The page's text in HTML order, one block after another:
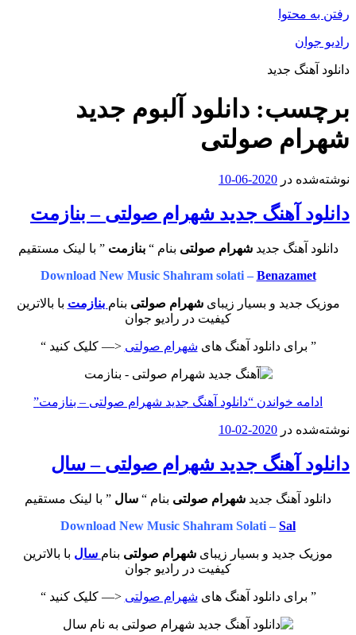
رفتن به محتوا
رادیو جوان
دانلود آهنگ جدید
برچسب: دانلود آلبوم جدید
شهرام صولتی
نوشته‌شده در 2020-06-10
دانلود آهنگ جدید شهرام صولتی – بنازمت
دانلود آهنگ جدید شهرام صولتی بنام “ بنازمت” با لینک مستقیم
Download New Music Shahram solati – Benazamet
موزیک جدید و بسیار زیبای شهرام صولتی بنام بنازمت با بالاترین
کیفیت در رادیو جوان
” برای دانلود آهنگ های شهرام صولتی <— کلیک کنید “
ادامه خواندن “دانلود آهنگ جدید شهرام صولتی – بنازمت”
نوشته‌شده در 2020-02-10
دانلود آهنگ جدید شهرام صولتی – سال
دانلود آهنگ جدید شهرام صولتی بنام “ سال ” با لینک مستقیم
Download New Music Shahram Solati – Sal
موزیک جدید و بسیار زیبای شهرام صولتی بنام سال با بالاترین
کیفیت در رادیو جوان
” برای دانلود آهنگ های شهرام صولتی <— کلیک کنید “